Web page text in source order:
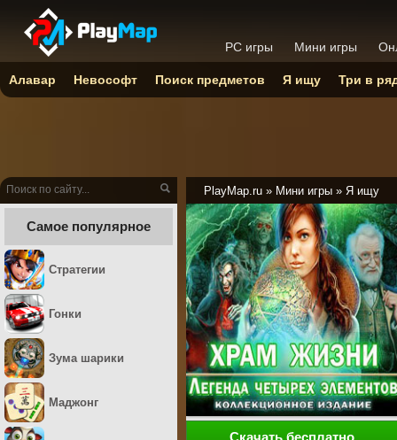
PlayMap.ru » Мини игры » Я ищу
Скачать бесплатно
Самое популярное
Стратегии
Гонки
Зума шарики
Маджонг
PC игры Мини игры
Алавар Невософт Поиск предметов Я ищу Три в